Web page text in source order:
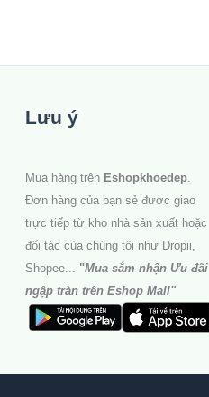
Lưu ý
Mua hàng trên Eshopkhoedep
Đơn hàng của bạn sẻ được giao
trực tiếp từ kho nhà sản xuất hoặc
đối tác của chúng tôi như Dropii,
Shopee...
"Mua sắm nhận Ưu đãi
ngập tràn trên Eshop Mall"